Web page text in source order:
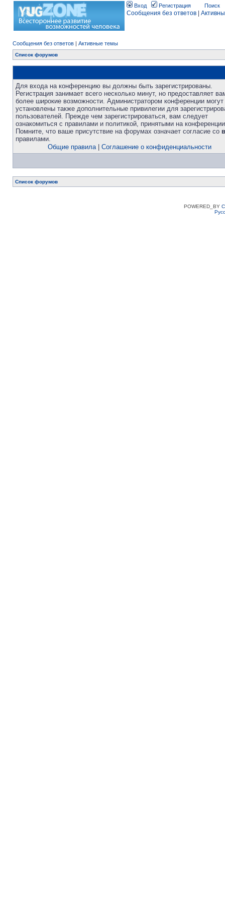
Вход Регистрация Поиск
Сообщения без ответов
Сообщения без ответов | Активные темы
Список форумов
Для входа на конференцию вы должны быть зарегистрированы.
Регистрация занимает всего несколько минут, но предоставляет
более широкие возможности. Администратором конференции
установлены также дополнительные привилегии для
пользователей. Прежде чем зарегистрироваться, вам следует
ознакомиться с правилами и политикой, принятыми на
Помните, что ваше присутствие на форумах означает согласие со
правилами.
Общие правила| Соглашение о конфиденциальности
Список форумов
POWERED_BY